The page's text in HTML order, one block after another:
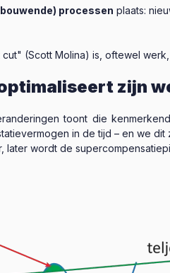
processen plaats:
(Scott Molina) is, oftewel
zijn
toont die
in de tijd – en we
wordt de